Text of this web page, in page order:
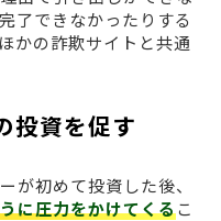
了できなかったりする
かの詐欺サイトと共通
投資を促す
が初めて投資した後、
に圧力をかけてくるこ